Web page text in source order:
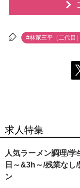
#林家三平（二代目）
求人特集
人気ラーメン調理/
日～&3h～/残業なし
ン